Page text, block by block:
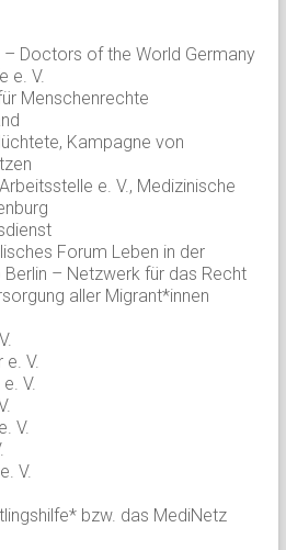
– Doctors of the World Germany
e. V.
Menschenrechte
Kampagne von
e. V., Medizinische
Forum Leben in der
– Netzwerk für das Recht
aller Migrant*innen
e. V.
V.
V.
V.
bzw. das MediNetz